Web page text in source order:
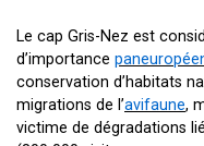
Le cap Gris-Nez est
d’importance
conservation d’habitats
migrations de l’avifaune,
victime de dégradations